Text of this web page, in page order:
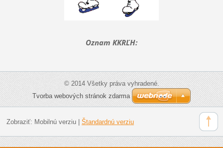
Oznam KKRĽH:
© 2014 Všetky práva vyhradené.
Tvorba webových stránok zdarma
Zobraziť: Mobilnú verziu| Štandardnú verziu